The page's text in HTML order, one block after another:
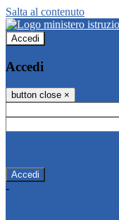
Salta al contenuto
Accedi
Accedi
button close ×
-